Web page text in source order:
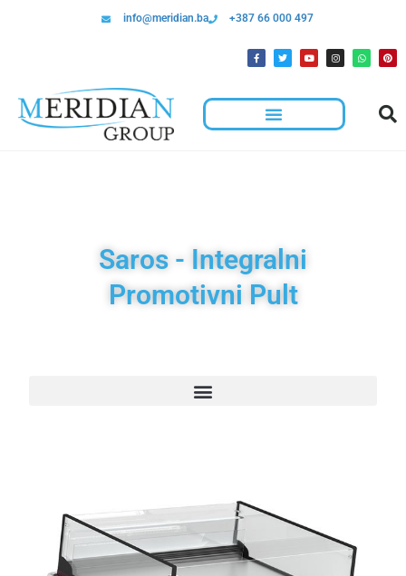
info@meridian.ba +387 66 000 497
Saros - Integralni
Promotivni Pult